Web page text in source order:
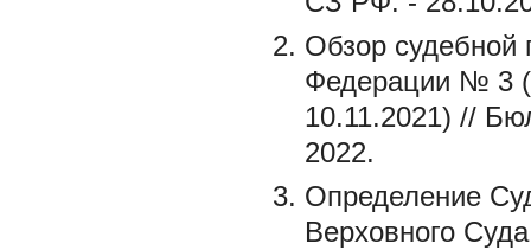
Обзор судебной
Федерации № 3
10.11.2021) //
2022.
Определение
Верховного